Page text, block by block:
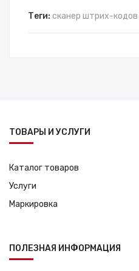
Теги: сканер штрих-кодов
ТОВАРЫ И УСЛУГИ
Каталог товаров
Услуги
Маркировка
ПОЛЕЗНАЯ ИНФОРМАЦИЯ